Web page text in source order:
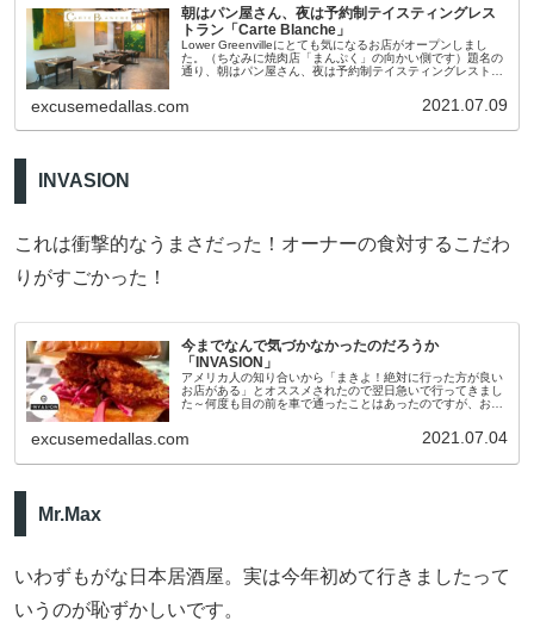
朝はパン屋さん、夜は予約制テイスティングレス
トラン「Carte Blanche」
Lower Greenvilleにとても気になるお店がオープンしまし
た。（ちなみに焼肉店「まんぷく」の向かい側です）題名の
通り、朝はパン屋さん、夜は予約制テイスティングレストラ
excusemedallas.com 2021.07.09
INVASION
これは衝撃的なうまさだった！オーナーの食対するこだわ
りがすごかった！
今までなんで気づかなかったのだろうか
「INVASION」
アメリカ人の知り合いから「まきよ！絶対に行った方が良い
お店がある」とオススメされたので翌日急いで行ってきまし
た～何度も目の前を車で通ったことはあったのですが、お店
excusemedallas.com 2021.07.04
Mr.Max
いわずもがな日本居酒屋。実は今年初めて行きましたって
いうのが恥ずかしいです。